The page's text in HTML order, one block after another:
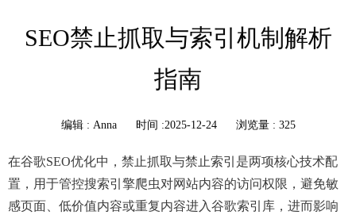
SEO禁止抓取与索引机制解析
指南
编辑 : Anna 时间 :2025-12-24 浏览量 : 325
在谷歌SEO优化中，禁止抓取与禁止索引是两项核心技术配
置，用于管控搜索引擎爬虫对网站内容的访问权限，避免敏
感页面、低价值内容或重复内容进入谷歌索引库，进而影响